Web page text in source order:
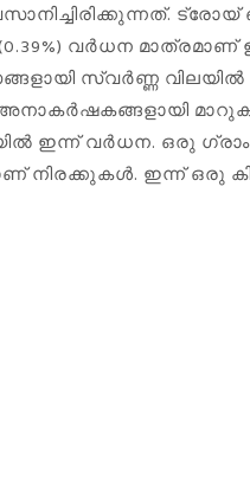
വർധന
സ്വർണ്ണ വിലയിൽ
ഇന്ന് വർധന. ഒരു ഗ്രാം
നിരക്കുകൾ. ഇന്ന് ഒരു